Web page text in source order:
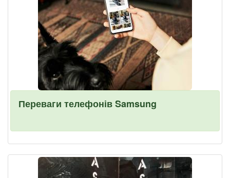
Переваги телефонів Samsung